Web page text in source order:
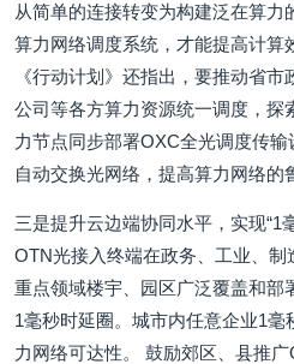
从简单的连接转变为构建泛在算力
算力网络调度系统，才能提高计算
《行动计划》还指出，要推动省
公司等各方算力资源统一调度，探
力节点同步部署OXC全光调度传
自动交换光网络，提高算力网络的
三是提升云边端协同水平，实现“1
OTN光接入终端在政务、工业、
重点领域楼宇、园区广泛覆盖和部
1毫秒时延圈。城市内任意企业1
力网络可达性。 鼓励郊区、县推